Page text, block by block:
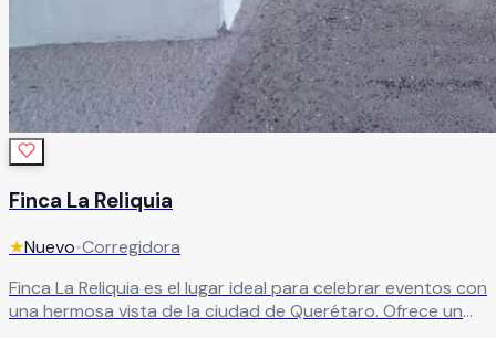
Finca La Reliquia
★Nuevo•Corregidora
Finca La Reliquia es el lugar ideal para celebrar eventos con
una hermosa vista de la ciudad de Querétaro. Ofrece un